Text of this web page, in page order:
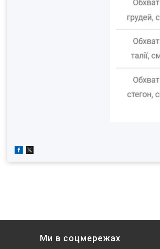
Ми в соцмережах